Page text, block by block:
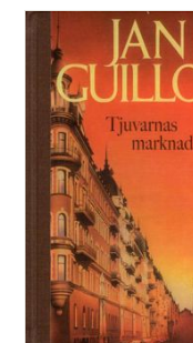
Relaterade
poster
och
teman